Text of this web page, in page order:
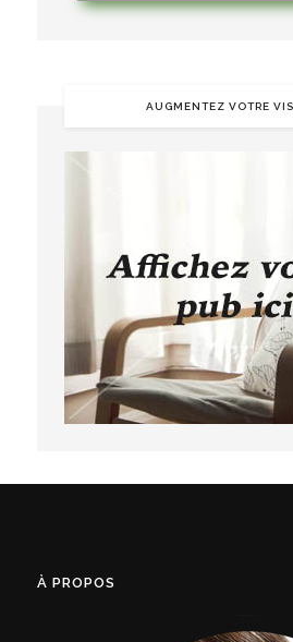
AUGMENTEZ VOTRE
À PROPOS